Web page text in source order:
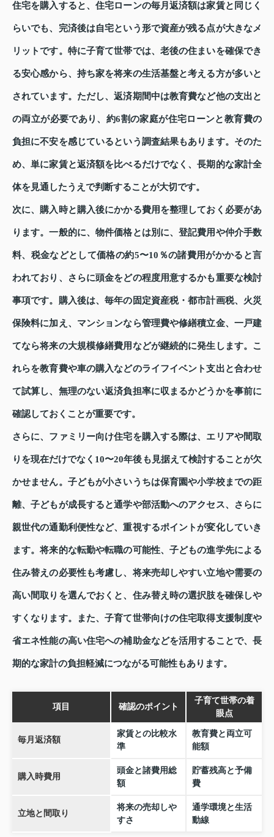
住宅を購入すると、住宅ローンの毎月返済額は家賃と同じく
らいでも、完済後は自宅という形で資産が残る点が大きなメ
リットです。特に子育て世帯では、老後の住まいを確保でき
る安心感から、持ち家を将来の生活基盤と考える方が多いと
されています。ただし、返済期間中は教育費など他の支出と
の両立が必要であり、約6割の家庭が住宅ローンと教育費の
負担に不安を感じているという調査結果もあります。そのた
め、単に家賃と返済額を比べるだけでなく、長期的な家計全
体を見通したうえで判断することが大切です。
次に、購入時と購入後にかかる費用を整理しておく必要があ
ります。一般的に、物件価格とは別に、登記費用や仲介手数
料、税金などとして価格の約5〜10％の諸費用がかかると言
われており、さらに頭金をどの程度用意するかも重要な検討
事項です。購入後は、毎年の固定資産税・都市計画税、火災
保険料に加え、マンションなら管理費や修繕積立金、一戸建
てなら将来の大規模修繕費用などが継続的に発生します。こ
れらを教育費や車の購入などのライフイベント支出と合わせ
て試算し、無理のない返済負担率に収まるかどうかを事前に
確認しておくことが重要です。
さらに、ファミリー向け住宅を購入する際は、エリアや間取
りを現在だけでなく10〜20年後も見据えて検討することが欠
かせません。子どもが小さいうちは保育園や小学校までの距
離、子どもが成長すると通学や部活動へのアクセス、さらに
親世代の通勤利便性など、重視するポイントが変化していき
ます。将来的な転勤や転職の可能性、子どもの進学先による
住み替えの必要性も考慮し、将来売却しやすい立地や需要の
高い間取りを選んでおくと、住み替え時の選択肢を確保しや
すくなります。また、子育て世帯向けの住宅取得支援制度や
省エネ性能の高い住宅への補助金などを活用することで、長
期的な家計の負担軽減につながる可能性もあります。
項目 確認のポイント
子育て世帯の着
眼点
毎月返済額
家賃との比較水
準
教育費と両立可
能額
購入時費用
頭金と諸費用総
額
貯蓄残高と予備
費
立地と間取り
将来の売却しや
すさ
通学環境と生活
動線